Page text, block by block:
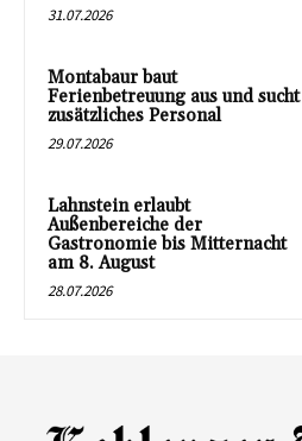
31.07.2026
Montabaur baut
Ferienbetreuung aus und sucht
zusätzliches Personal
29.07.2026
Lahnstein erlaubt
Außenbereiche der
Gastronomie bis Mitternacht
am 8. August
28.07.2026